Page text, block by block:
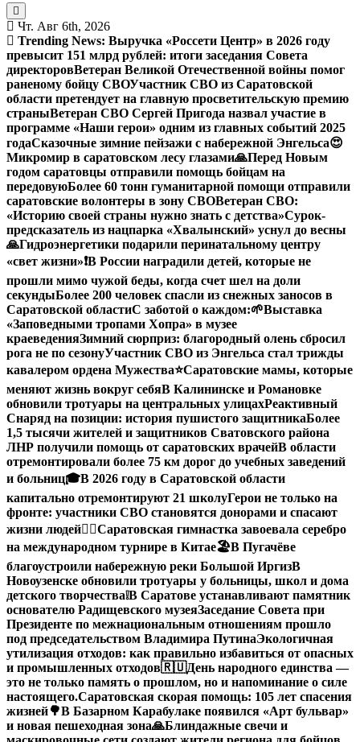
Чт. Авг 6th, 2026
Trending News: Выручка «Россети Центр» в 2026 году
превысит 151 млрд рублей: итоги заседания Совета
директоровВетеран Великой Отечественной войны помог
раненому бойцу СВОУчастник СВО из Саратовской
области претендует на главную просветительскую премию
страныВетеран СВО Сергей Пригода назвал участие в
программе «Наши герои» одним из главных событий 2025
годаСказочные зимние пейзажи с набережной Энгельса😍
Микромир в саратовском лесу глазами🙏Перед Новым
годом саратовцы отправили помощь бойцам на
передовуюБолее 60 тонн гуманитарной помощи отправили
саратовские волонтеры в зону СВОВетеран СВО:
«Историю своей страны нужно знать с детства»Сурок-
предсказатель из нацпарка «Хвалынский» уснул до весны
🙏Гидроэнергетики подарили перинатальному центру
«свет жизни»❗️В России наградили детей, которые не
прошли мимо чужой беды, когда счет шел на доли
секундыБолее 200 человек спасли из снежных заносов в
Саратовской областиС заботой о каждом:🌱Выставка
«Заповедными тропами Хопра» в музее
краеведенияЗимний сюрприз: благородный олень сбросил
рога не по сезонуУчастник СВО из Энгельса стал трижды
кавалером ордена Мужества⭐️Саратовские мамы, которые
меняют жизнь вокруг себяВ Калининске и Романовке
обновили тротуары на центральных улицахРеактивный
Снаряд на позиции: история пушистого защитникаБолее
1,5 тысячи жителей и защитников Сватовского района
ЛНР получили помощь от саратовских врачейВ области
отремонтировали более 75 км дорог до учебных заведений
и больниц🎓В 2026 году в Саратовской области
капитально отремонтируют 21 школуГерои не только на
фронте: участники СВО становятся донорами и спасают
жизни людей🤸‍♀️Саратовская гимнастка завоевала серебро
на международном турнире в Китае🏖В Пугачёве
благоустроили набережную реки Большой ИргизВ
Новоузенске обновили тротуары у больницы, школ и дома
детского творчества❕В Саратове устанавливают памятник
основателю Радищевского музеяЗаседание Совета при
Президенте по межнациональным отношениям прошло
под председательством Владимира ПутинаЭкологичная
утилизация отходов: как правильно избавиться от опасных
и промышленных отходов🇷🇺День народного единства —
это не только память о прошлом, но и напоминание о силе
настоящего.Саратовская скорая помощь: 105 лет спасения
жизней🌳В Базарном Карабулаке появился «Арт бульвар»
и новая пешеходная зона🙏Блиндажные свечи и